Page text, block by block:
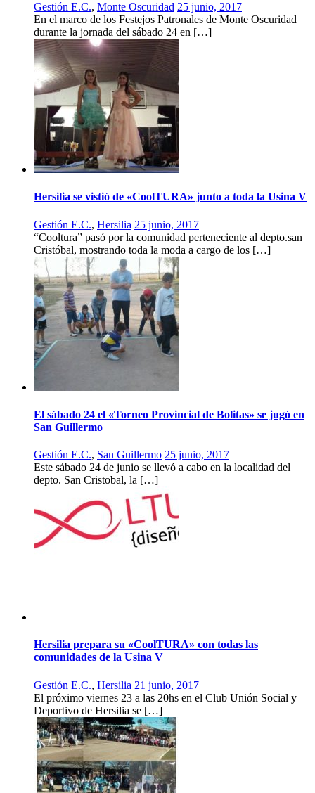
Gestión E.C., Monte Oscuridad 25 junio, 2017
En el marco de los Festejos Patronales de Monte Oscuridad
durante la jornada del sábado 24 en […]
Hersilia se vistió de «CoolTURA» junto a toda la Usina V
Gestión E.C., Hersilia 25 junio, 2017
“Cooltura” pasó por la comunidad perteneciente al depto.san
Cristóbal, mostrando toda la moda a cargo de los […]
El sábado 24 el «Torneo Provincial de Bolitas» se jugó en
San Guillermo
Gestión E.C., San Guillermo 25 junio, 2017
Este sábado 24 de junio se llevó a cabo en la localidad del
depto. San Cristobal, la […]
Hersilia prepara su «CoolTURA» con todas las
comunidades de la Usina V
Gestión E.C., Hersilia 21 junio, 2017
El próximo viernes 23 a las 20hs en el Club Unión Social y
Deportivo de Hersilia se […]